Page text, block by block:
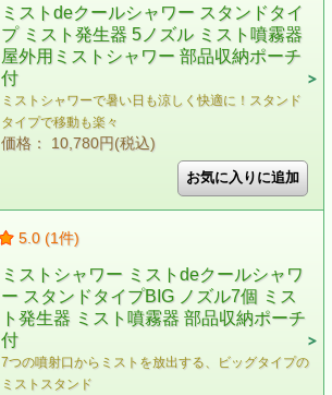
ミストdeクールシャワー スタンドタイ
プ ミスト発生器 5ノズル ミスト噴霧器
屋外用ミストシャワー 部品収納ポーチ
付
ミストシャワーで暑い日も涼しく快適に！スタンド
タイプで移動も楽々
価格： 10,780円(税込)
5.0 (1件)
ミストシャワー ミストdeクールシャワ
ー スタンドタイプBIG ノズル7個 ミス
ト発生器 ミスト噴霧器 部品収納ポーチ
付
7つの噴射口からミストを放出する、ビッグタイプの
ミストスタンド